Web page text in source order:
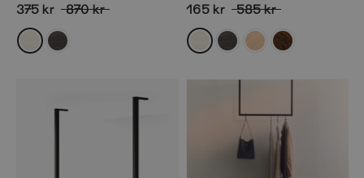
375 kr 870 kr 165 kr 585 kr